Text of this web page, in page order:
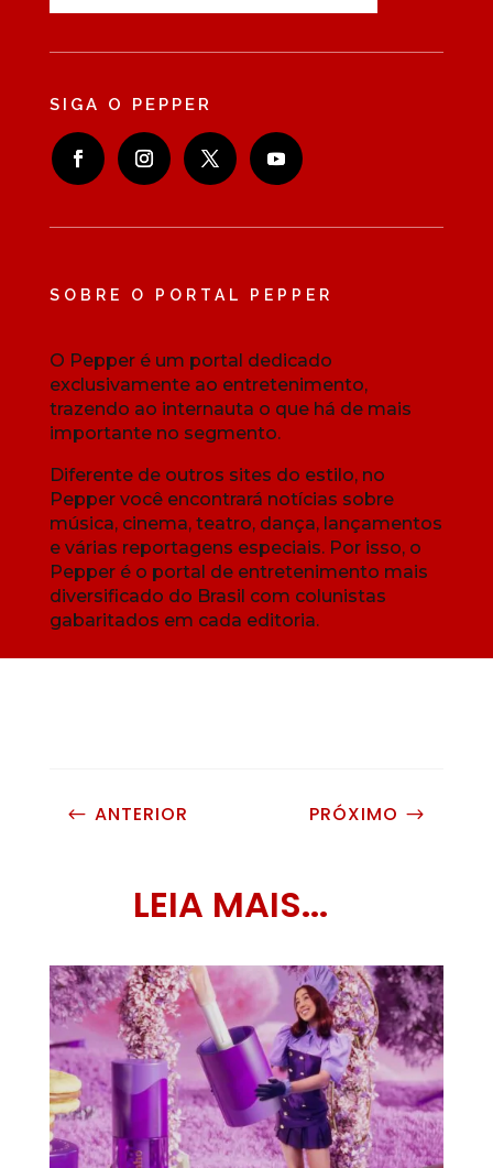
SIGA O PEPPER
SOBRE O PORTAL PEPPER
O Pepper é um portal dedicado
exclusivamente ao entretenimento,
trazendo ao internauta o que há de mais
importante no segmento.
Diferente de outros sites do estilo, no
Pepper você encontrará notícias sobre
música, cinema, teatro, dança, lançamentos
e várias reportagens especiais. Por isso, o
Pepper é o portal de entretenimento mais
diversificado do Brasil com colunistas
gabaritados em cada editoria.
# ANTERIOR PRÓXIMO $
LEIA MAIS...